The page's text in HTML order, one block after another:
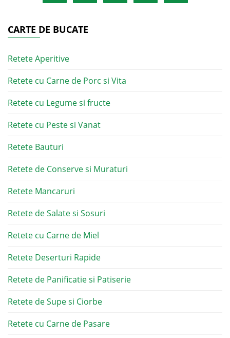
CARTE DE BUCATE
Retete Aperitive
Retete cu Carne de Porc si Vita
Retete cu Legume si fructe
Retete cu Peste si Vanat
Retete Bauturi
Retete de Conserve si Muraturi
Retete Mancaruri
Retete de Salate si Sosuri
Retete cu Carne de Miel
Retete Deserturi Rapide
Retete de Panificatie si Patiserie
Retete de Supe si Ciorbe
Retete cu Carne de Pasare